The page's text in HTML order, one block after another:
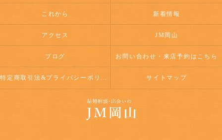
これから 新着情報
アクセス JM岡山
ブログ お問い合わせ・来店予約はこちら
特定商取引法&プライバシーポリシー サイトマップ